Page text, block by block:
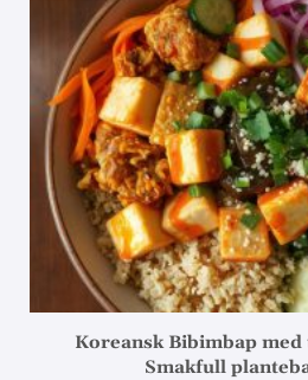
Koreansk Bibimbap
Smakfull